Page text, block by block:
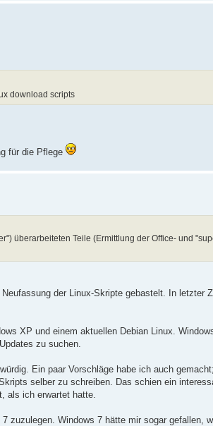
download scripts
für die Pflege
überarbeiteten Teile (Ermittlung der Office- und
der Linux-Skripte gebastelt. In letzter
XP und einem aktuellen Debian Linux.
zu suchen.
Ein paar Vorschläge habe ich auch
selber zu schreiben. Das schien ein
als ich erwartet hatte.
zuzulegen. Windows 7 hätte mir sogar gefallen,